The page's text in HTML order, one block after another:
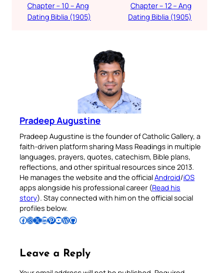
Chapter – 10 – Ang
Dating Biblia (1905)
Chapter – 12 – Ang
Dating Biblia (1905)
Pradeep Augustine
Pradeep Augustine is the founder of Catholic Gallery, a
faith-driven platform sharing Mass Readings in multiple
languages, prayers, quotes, catechism, Bible plans,
reflections, and other spiritual resources since 2013.
He manages the website and the officialAndroid/iOS
apps alongside his professional career (Read his
story). Stay connected with him on the official social
profiles below.
Follow Pradeep on Facebook Follow Pradeep on InstagramFollow Pradeep on X Follow Pradeep on LinkedIn Follow Pradeep on Pinterest Subscribe to Pradeep’s Youtube Channel Follow Pradeep on WordPress Follow Pradeep on GitHub
Leave a Reply